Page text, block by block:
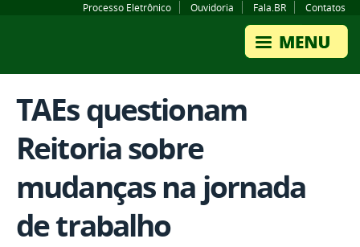
Processo Eletrônico
Ouvidoria Fala.BR Contatos
TAEs questionam
Reitoria sobre
mudanças na jornada
de trabalho